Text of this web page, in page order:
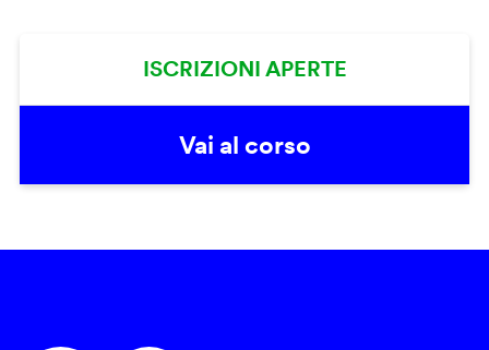
ISCRIZIONI APERTE
Vai al corso